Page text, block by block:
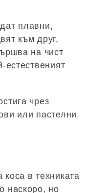
плавни,
към друг,
на чист
естественият
чрез
или пастелни
в техниката
наскоро, но